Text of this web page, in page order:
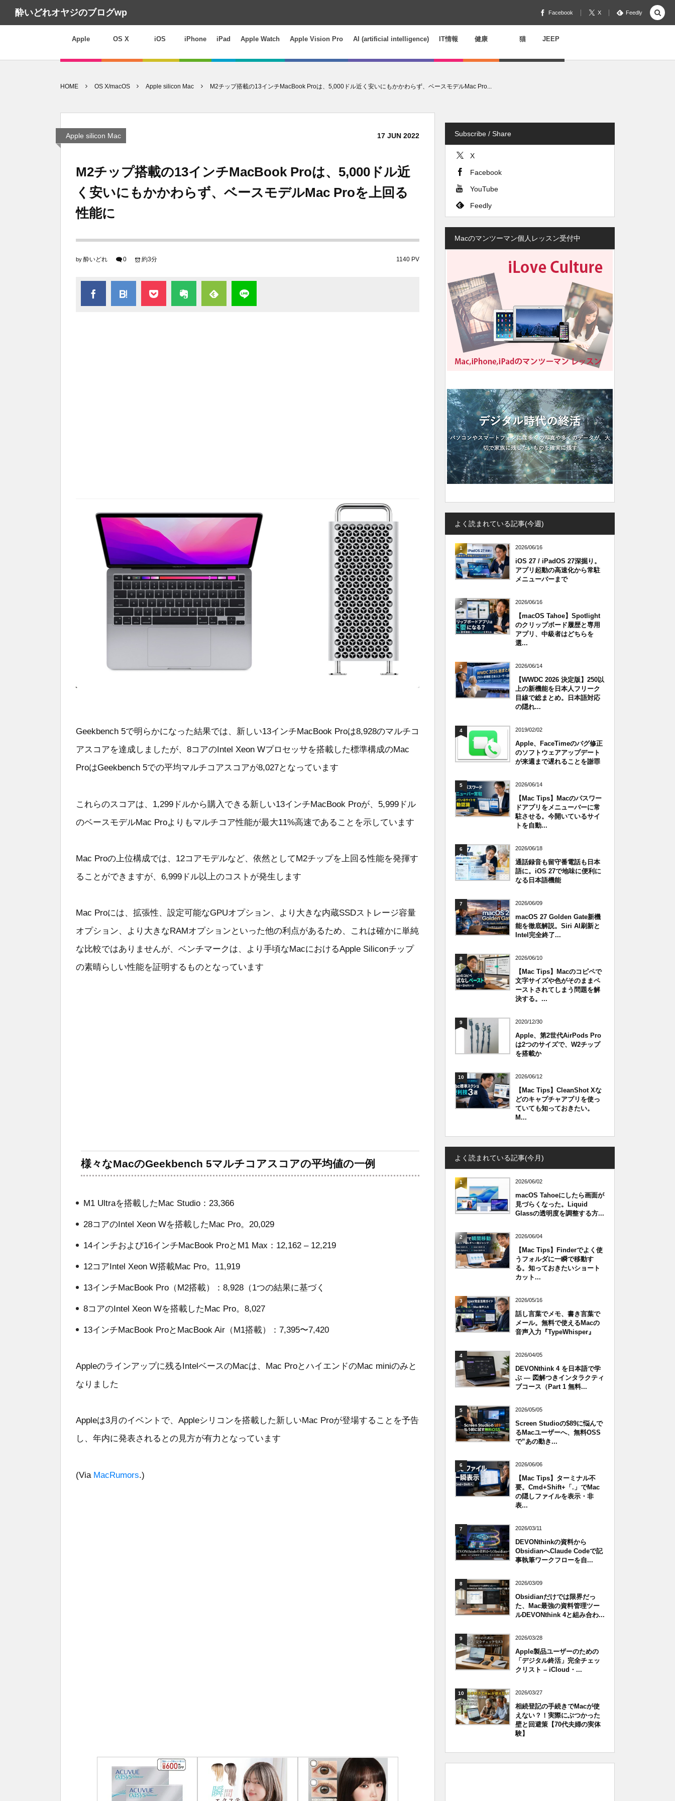
酔いどれオヤジのブログwp Facebook X Feedly
Apple OS X iOS iPhone iPad Apple Watch Apple Vision Pro AI (artificial intelligence) IT情報 健康 猫 JEEP
HOME OS X/macOS Apple silicon Mac M2チップ搭載の13インチMacBook Proは、5,000ドル近く安いにもかかわらず、ベースモデルMac Pro...
Apple silicon Mac 17 JUN 2022
M2チップ搭載の13インチMacBook Proは、5,000ドル近
く安いにもかかわらず、ベースモデルMac Proを上回る
性能に
by 酔いどれ 0 1140 PV
約3分
Geekbench 5で明らかになった結果では、新しい13インチMacBook Proは8,928のマルチコ
アスコアを達成しましたが、8コアのIntel Xeon Wプロセッサを搭載した標準構成のMac
ProはGeekbench 5での平均マルチコアスコアが8,027となっています
これらのスコアは、1,299ドルから購入できる新しい13インチMacBook Proが、5,999ドル
のベースモデルMac Proよりもマルチコア性能が最大11%高速であることを示しています
Mac Proの上位構成では、12コアモデルなど、依然としてM2チップを上回る性能を発揮す
ることができますが、6,999ドル以上のコストが発生します
Mac Proには、拡張性、設定可能なGPUオプション、より大きな内蔵SSDストレージ容量
オプション、より大きなRAMオプションといった他の利点があるため、これは確かに単純
な比較ではありませんが、ベンチマークは、より手頃なMacにおけるApple Siliconチップ
の素晴らしい性能を証明するものとなっています
様々なMacのGeekbench 5マルチコアスコアの平均値の一例
M1 Ultraを搭載したMac Studio：23,366
28コアのIntel Xeon Wを搭載したMac Pro。20,029
14インチおよび16インチMacBook ProとM1 Max：12,162 – 12,219
12コアIntel Xeon W搭載Mac Pro。11,919
13インチMacBook Pro（M2搭載）：8,928（1つの結果に基づく
8コアのIntel Xeon Wを搭載したMac Pro。8,027
13インチMacBook ProとMacBook Air（M1搭載）：7,395〜7,420
Appleのラインアップに残るIntelベースのMacは、Mac ProとハイエンドのMac miniのみと
なりました
Appleは3月のイベントで、Appleシリコンを搭載した新しいMac Proが登場することを予告
し、年内に発表されるとの見方が有力となっています
(Via MacRumors.)
Subscribe / Share
X
Facebook
YouTube
Feedly
Macのマンツーマン個人レッスン受付中
よく読まれている記事(今週)
1 2026/06/16
iOS 27 / iPadOS 27深掘り。
アプリ起動の高速化から常駐
メニューバーまで
2 2026/06/16
【macOS Tahoe】Spotlight
のクリップボード履歴と専用
アプリ、中級者はどちらを
選...
3 2026/06/14
【WWDC 2026 決定版】250以
上の新機能を日本人フリーク
目線で総まとめ。日本語対応
の隠れ...
4 2019/02/02
Apple、FaceTimeのバグ修正
のソフトウェアアップデート
が来週まで遅れることを謝罪
5 2026/06/14
【Mac Tips】Macのパスワー
ドアプリをメニューバーに常
駐させる。今開いているサイ
トを自動...
6 2026/06/18
通話録音も留守番電話も日本
語に。iOS 27で地味に便利に
なる日本語機能
7 2026/06/09
macOS 27 Golden Gate新機
能を徹底解説。Siri AI刷新と
Intel完全終了...
8 2026/06/10
【Mac Tips】Macのコピペで
文字サイズや色がそのままペ
ーストされてしまう問題を解
決する。...
9 2020/12/30
Apple、第2世代AirPods Pro
は2つのサイズで、W2チップ
を搭載か
10 2026/06/12
【Mac Tips】CleanShot Xな
どのキャプチャアプリを使っ
ていても知っておきたい。
M...
よく読まれている記事(今月)
1 2026/06/02
macOS Tahoeにしたら画面が
見づらくなった。Liquid
Glassの透明度を調整する方...
2 2026/06/04
【Mac Tips】Finderでよく使
うフォルダに一瞬で移動す
る。知っておきたいショート
カット...
3 2026/05/16
話し言葉でメモ、書き言葉で
メール。無料で使えるMacの
音声入力『TypeWhisper』
4 2026/04/05
DEVONthink 4 を日本語で学
ぶ — 図解つきインタラクティ
ブコース（Part 1 無料...
5 2026/05/05
Screen Studioの$89に悩んで
るMacユーザーへ、無料OSS
で”あの動き...
6 2026/06/06
【Mac Tips】ターミナル不
要。Cmd+Shift+「.」でMac
の隠しファイルを表示・非
表...
7 2026/03/11
DEVONthinkの資料から
ObsidianへClaude Codeで記
事執筆ワークフローを自...
8 2026/03/09
Obsidianだけでは限界だっ
た、Mac最強の資料管理ツー
ルDEVONthink 4と組み合わ...
9 2026/03/28
Apple製品ユーザーのための
「デジタル終活」完全チェッ
クリスト – iCloud・...
10 2026/03/27
相続登記の手続きでMacが使
えない？！実際にぶつかった
壁と回避策【70代夫婦の実体
験】